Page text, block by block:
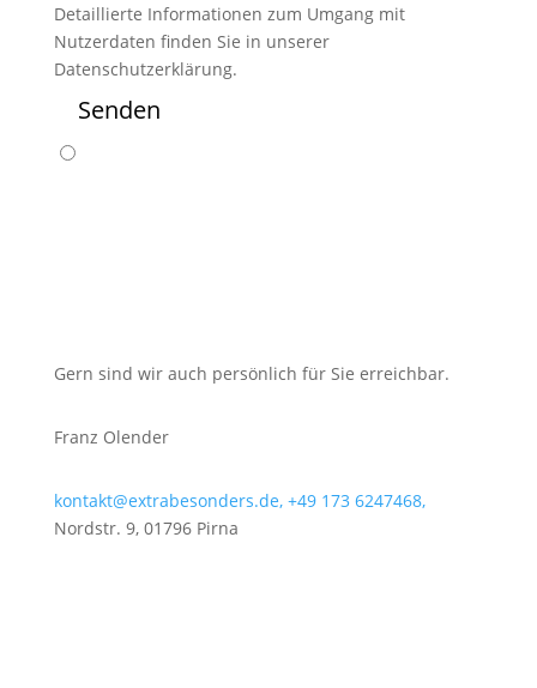
Detaillierte Informationen zum Umgang mit
Nutzerdaten finden Sie in unserer
Datenschutzerklärung.
Senden
Gern sind wir auch persönlich für Sie erreichbar.
Franz Olender
kontakt@extrabesonders.de, +49 173 6247468,
Nordstr. 9, 01796 Pirna